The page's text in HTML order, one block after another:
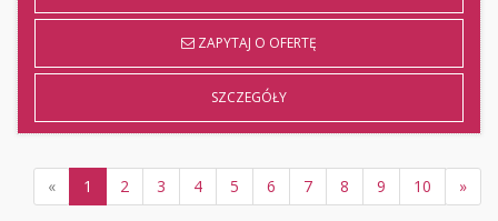
ZAPYTAJ O OFERTĘ
SZCZEGÓŁY
« 1 2 3 4 5 6 7 8 9 10 »